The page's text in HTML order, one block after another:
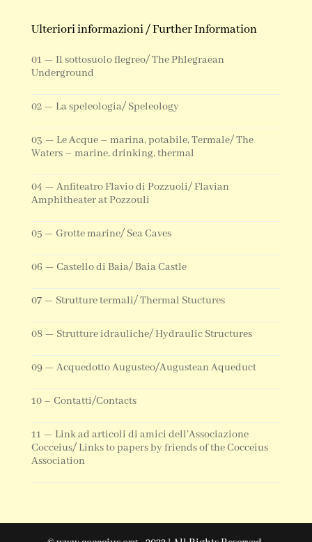
Ulteriori informazioni / Further Information
01 — Il sottosuolo flegreo/ The Phlegraean
Underground
02 — La speleologia/ Speleology
03 — Le Acque – marina, potabile, Termale/ The
Waters – marine, drinking, thermal
04 — Anfiteatro Flavio di Pozzuoli/ Flavian
Amphitheater at Pozzouli
05 — Grotte marine/ Sea Caves
06 — Castello di Baia/ Baia Castle
07 — Strutture termali/ Thermal Stuctures
08 — Strutture idrauliche/ Hydraulic Structures
09 — Acquedotto Augusteo/Augustean Aqueduct
10 – Contatti/Contacts
11 — Link ad articoli di amici dell’Associazione
Cocceius/ Links to papers by friends of the Cocceius
Association